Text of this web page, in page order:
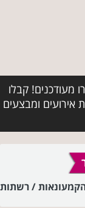
מעודכנים! קבלו
אירועים ומבצעים
הקמעונאות / רשתות